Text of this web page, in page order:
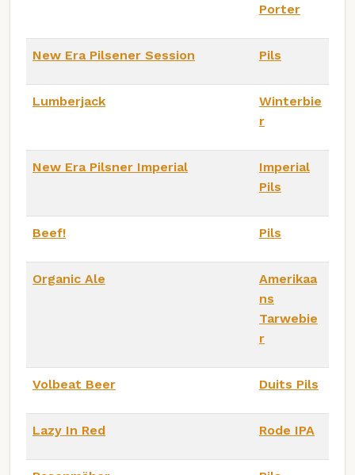
Porter
New Era Pilsener Session Pils
Lumberjack
Winterbie
r
New Era Pilsner Imperial
Imperial
Pils
Beef! Pils
Organic Ale
Amerikaa
ns
Tarwebie
r
Volbeat Beer Duits Pils
Lazy In Red Rode IPA